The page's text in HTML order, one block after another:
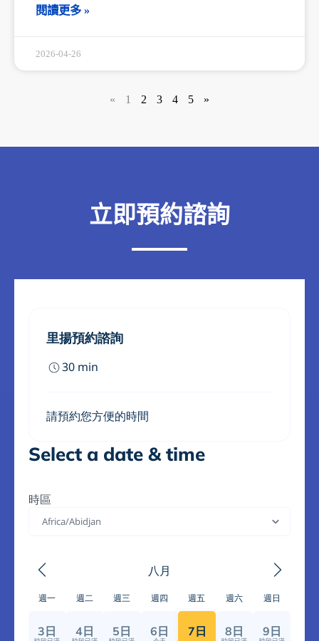
閱讀更多 »
2026-04-26
« 1 2 3 4 5 »
立即預約諮詢